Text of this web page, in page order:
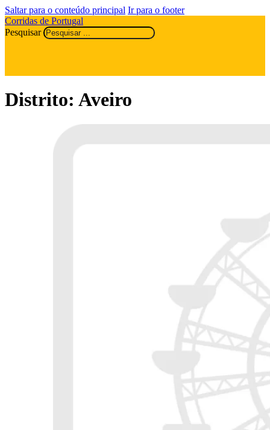
Saltar para o conteúdo principal Ir para o footer
Corridas de Portugal
Pesquisar
Distrito: Aveiro